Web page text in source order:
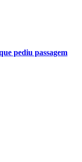
pediu passagem